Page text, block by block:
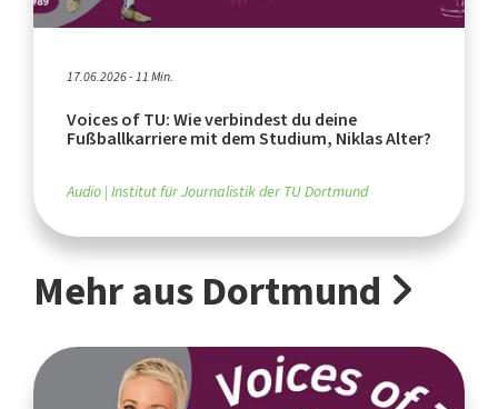
17.06.2026 - 11 Min.
Voices of TU: Wie verbindest du deine
Fußballkarriere mit dem Studium, Niklas Alter?
Audio Institut für Journalistik der TU Dortmund
Mehr aus Dortmund